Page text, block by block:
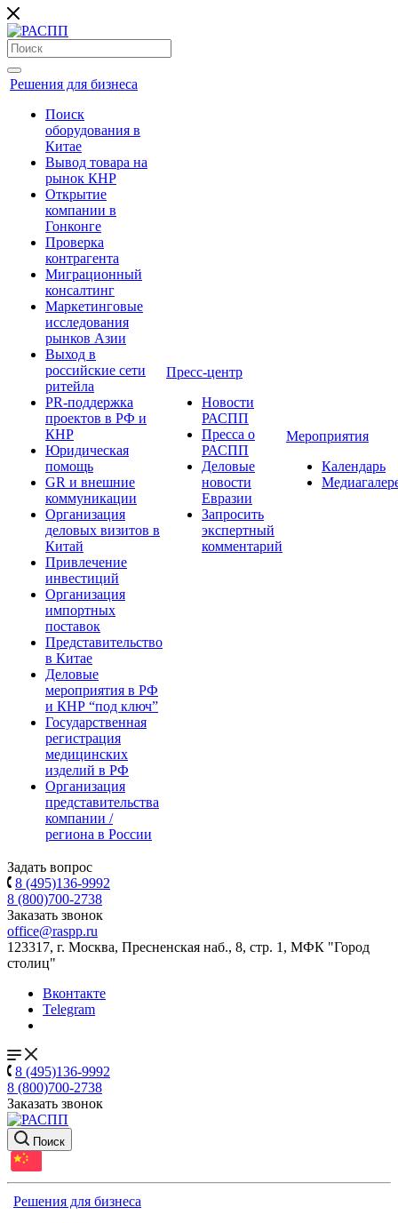
Решения для бизнеса
Поиск
оборудования в
Китае
Вывод товара на
рынок КНР
Открытие
компании в
Гонконге
Проверка
контрагента
Миграционный
консалтинг
Маркетинговые
исследования
рынков Азии
Выход в
российские сети
ритейла
PR-поддержка
проектов в РФ и
КНР
Юридическая
помощь
GR и внешние
коммуникации
Организация
деловых визитов в
Китай
Привлечение
инвестиций
Организация
импортных
поставок
Представительство
в Китае
Деловые
мероприятия в РФ
и КНР “под ключ”
Государственная
регистрация
медицинских
изделий в РФ
Организация
представительства
компании /
региона в России
Пресс-центр
Новости
РАСПП
Пресса о
РАСПП
Деловые
новости
Евразии
Запросить
экспертный
комментарий
Мероприятия
Календарь
Задать вопрос
8 (495)136-9992
8 (800)700-2738
Заказать звонок
office@raspp.ru
123317, г. Москва, Пресненская наб., 8, стр. 1, МФК "Город
столиц"
Вконтакте
Telegram
8 (495)136-9992
8 (800)700-2738
Заказать звонок
Поиск
Решения для бизнеса